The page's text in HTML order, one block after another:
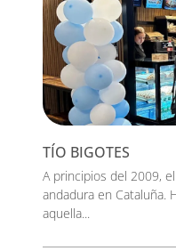
TÍO BIGOTES
A principios del 2009,
andadura en Cataluña.
aquella...